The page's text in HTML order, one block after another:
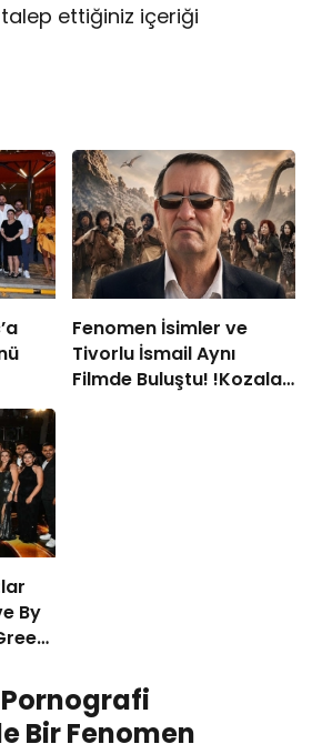
ettiğiniz içeriği
Fenomen İsimler ve
Tivorlu İsmail Aynı
Filmde Buluştu! !Kozalak
By
Bir Fenomen